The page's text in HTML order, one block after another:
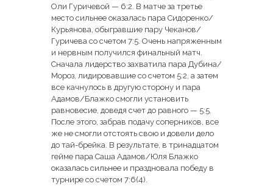
Оли Гуричевой — 6:2. В матче за третье
место сильнее оказалась пара Сидоренко/
Курьянова, обыгравшие пару Чеканов/
Гуричева со счетом 7:5. Очень напряженным
и нервным получился финальный матч.
Сначала лидерство захватила пара Дубина/
Мороз, лидировавшие со счетом 5:2, а затем
все качнулось в другую сторону и пара
Адамов/Блажко смогли установить
равновесие, доведя счет до равного — 5:5.
После этого, забрав подачу соперников, все
же не смогли отстоять свою и довели дело
до тай-брейка. В результате, в тринадцатом
гейме пара Саша Адамов/Юля Блажко
оказалась сильнее и праздновала победу в
турнире со счетом 7:6(4).